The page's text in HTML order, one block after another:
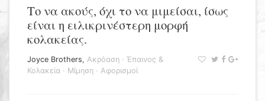
Το να ακούς, όχι το να μιμείσαι, ίσως
είναι η ειλικρινέστερη μορφή
κολακείας.
Joyce Brothers, Ακρόαση · Έπαινος &
Κολακεία · Μίμηση · Αφορισμοί